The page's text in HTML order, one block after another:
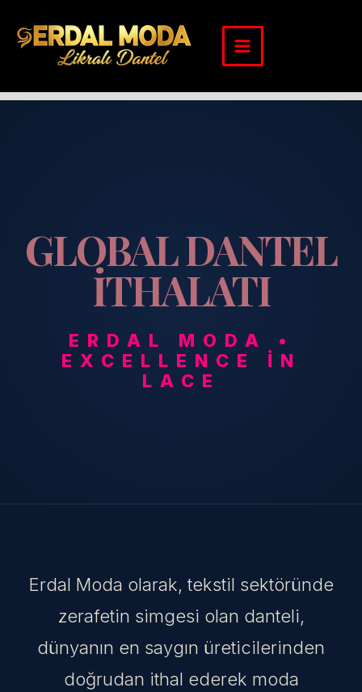
atla
GLOBAL DANTEL
İTHALATI
ERDAL MODA •
EXCELLENCE IN
LACE
Erdal Moda olarak, tekstil sektöründe
zerafetin simgesi olan danteli,
dünyanın en saygın üreticilerinden
doğrudan ithal ederek moda